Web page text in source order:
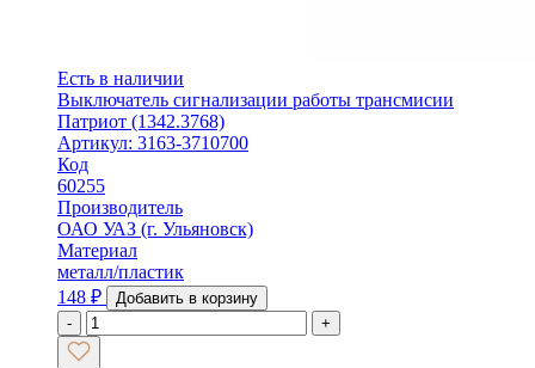
Есть в наличии
Выключатель сигнализации работы трансмисии
Патриот (1342.3768)
Артикул: 3163-3710700
Код
60255
Производитель
ОАО УАЗ (г. Ульяновск)
Материал
металл/пластик
148 ₽
Добавить в корзину
-
+